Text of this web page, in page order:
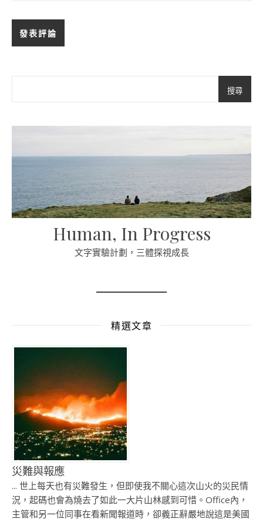
搜尋
Human, In Progress
文字實驗計劃，三體探視成長
精選文章
災難與報應
... 世上每天也有災難發生，但即使我不關心這次山火的災民情
況，起碼也會為燒去了如此一大片山林感到可惜。Office內，
主管和另一位同事在看新聞報道時，卻義正辭嚴地說這是美國